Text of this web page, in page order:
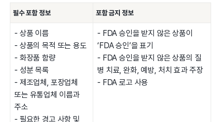
필수 포함 정보 포함 금지 정보
- 상품 이름
- 상품의 목적 또는 용도
- 화장품 함량
- 성분 목록
- 제조업체, 포장업체
또는 유통업체 이름과
주소
- 필요한 경고 사항 및
- FDA 승인을 받지 않은 상품이
‘FDA 승인’을 표기
- FDA 승인을 받지 않은 상품의 질
병 치료, 완화, 예방, 처치 효과 주장
- FDA 로고 사용